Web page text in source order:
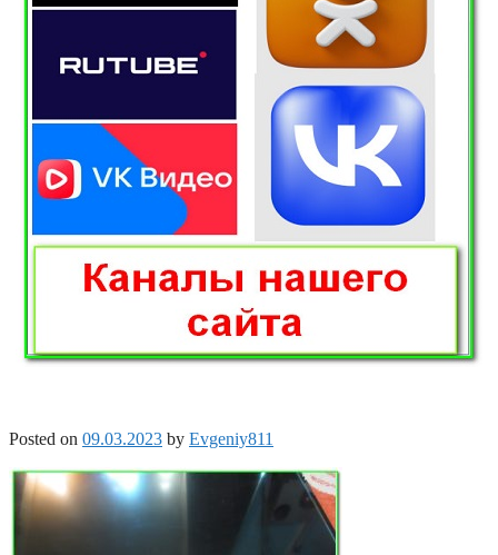
Posted on 09.03.2023 by Evgeniy811